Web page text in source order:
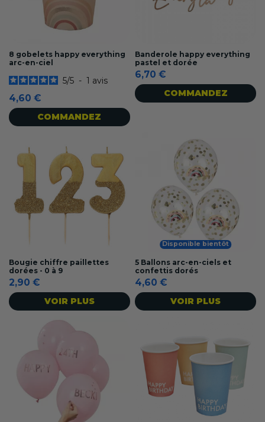
8 gobelets happy everything
arc-en-ciel
5/5 - 1 avis
4,60 €
COMMANDEZ
Banderole happy everything
pastel et dorée
6,70 €
COMMANDEZ
Bougie chiffre paillettes
dorées - 0 à 9
2,90 €
VOIR PLUS
Disponible bientôt
5 Ballons arc-en-ciels et
confettis dorés
4,60 €
VOIR PLUS